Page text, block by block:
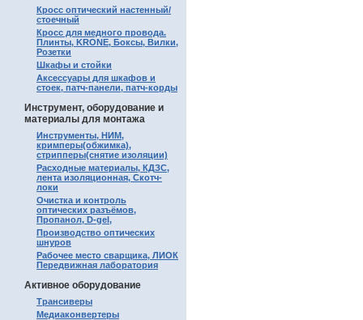
Кросс оптический настенный/
стоечный
Кросс для медного провода.
Плинты, KRONE, Боксы, Вилки,
Розетки
Шкафы и стойки
Аксессуары для шкафов и
стоек, патч-панели, патч-корды
Инструмент, оборудование и
материалы для монтажа
Инструменты, НИМ,
кримперы(обжимка),
стрипперы(снятие изоляции)
Расходные материалы, КДЗС,
лента изоляционная, Скотч-
локи
Очистка и контроль
оптических разъёмов,
Пропанол, D-gel,
Производство оптических
шнуров
Рабочее место сварщика, ЛИОК
Передвижная лаборатория
Активное оборудование
Трансиверы
Медиаконвертеры